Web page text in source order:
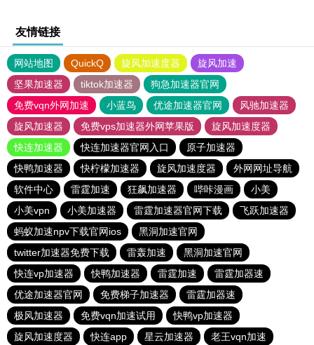
友情链接
网站地图 QuickQ 旋风加速度器
旋风加速
坚果加速器
tiktok加速器
狗急加速器官网
免费vqn外网加速
小蓝鸟 优途加速器官网
风驰加速器
旋风加速器
免费vps加速器外网苹果版
旋风加速度器
快连加速器
快连加速器官网入口
原子加速器
快鸭加速器
快柠檬加速器 旋风加速度器
外网网址导航
软件中心
雷霆加速 狂飙加速器 哔咔漫画
小美
小美vpn
小美加速器 雷霆加速器官网下载
飞跃加速器
蚂蚁加速npv下载官网ios
黑洞加速官网
twitter加速器免费下载
雷轰加速
黑洞加速官网
快连vp加速器
快鸭加速器 雷霆加速
雷霆加器速
优途加速器官网
免费梯子加速器
雷霆加器速
极风加速器
免费vqn加速试用
快鸭vp加速器
旋风加速度器
快连app 星云加速器 老王vqn加速